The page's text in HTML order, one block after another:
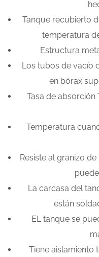
Tanque recubierto
temperatura
Estructura
Los tubos de vacío
en bórax
Tasa de absorción
Temperatura
Resiste al granizo
La carcasa del
están
EL tanque se
Tiene aislamiento